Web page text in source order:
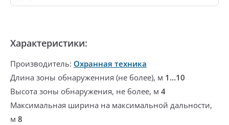
Характеристики:
Производитель: Охранная техника
Длина зоны обнаруженния (не более), м 1…10
Высота зоны обнаружения, не более, м 4
Максимальная ширина на максимальной дальности,
м 8